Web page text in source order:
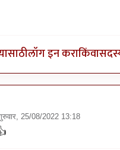
लॉग इन कराकिंवा
25/08/2022 13:18